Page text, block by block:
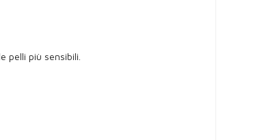
pelli più sensibili.